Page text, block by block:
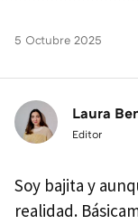
5 Octubre 2025
Laura
Editor
Soy bajita y
realidad.